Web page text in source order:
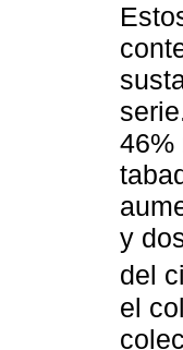
46%
y
del
el